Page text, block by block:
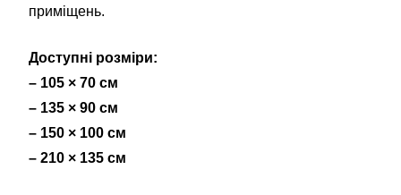
приміщень.
Доступні розміри:
– 105 × 70 см
– 135 × 90 см
– 150 × 100 см
– 210 × 135 см